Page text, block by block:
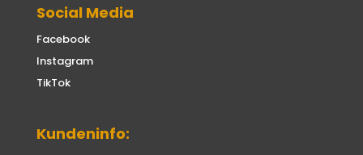
Social Media
Facebook
Instagram
TikTok
Kundeninfo: